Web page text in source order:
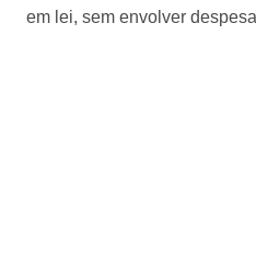
em lei, sem envolver